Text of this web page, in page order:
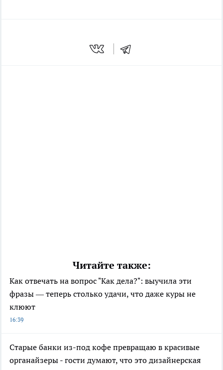
Читайте также:
Как отвечать на вопрос "Как дела?": выучила эти
фразы — теперь столько удачи, что даже куры не
клюют
16:39
Старые банки из-под кофе превращаю в красивые
органайзеры - гости думают, что это дизайнерская